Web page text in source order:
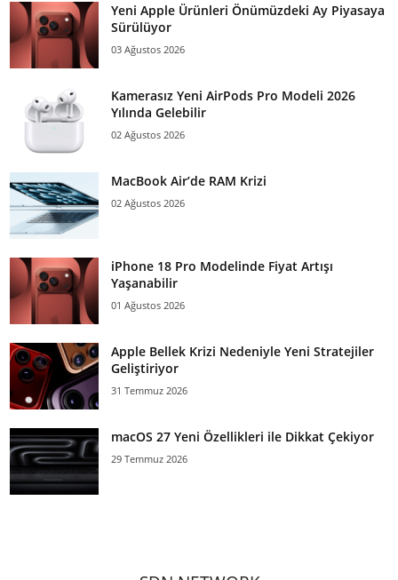
Yeni Apple Ürünleri Önümüzdeki Ay Piyasaya
Sürülüyor
03 Ağustos 2026
Kamerasız Yeni AirPods Pro Modeli 2026
Yılında Gelebilir
02 Ağustos 2026
MacBook Air’de RAM Krizi
02 Ağustos 2026
iPhone 18 Pro Modelinde Fiyat Artışı
Yaşanabilir
01 Ağustos 2026
Apple Bellek Krizi Nedeniyle Yeni Stratejiler
Geliştiriyor
31 Temmuz 2026
macOS 27 Yeni Özellikleri ile Dikkat Çekiyor
29 Temmuz 2026